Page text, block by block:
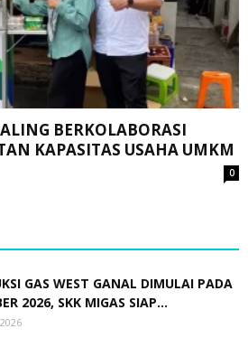
BERKOLABORASI
KAPASITAS USAHA UMKM
0
GAS WEST GANAL DIMULAI PADA
2026, SKK MIGAS SIAP...